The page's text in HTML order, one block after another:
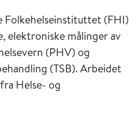
Folkehelseinstituttet (FHI)
elektroniske målinger av
(PHV) og
(TSB). Arbeidet
Helse- og